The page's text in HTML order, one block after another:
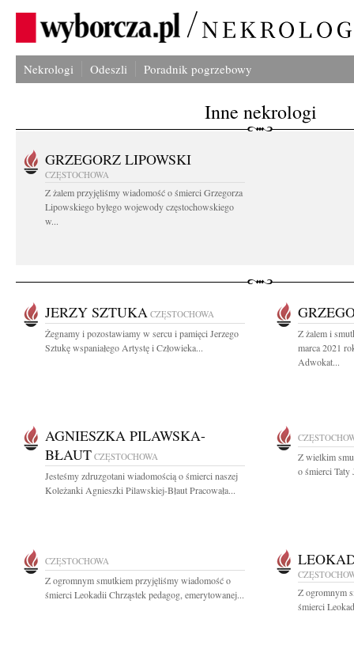
Nekrologi Odeszli Poradnik pogrzebowy
Inne nekrologi
GRZEGORZ LIPOWSKI
CZĘSTOCHOWA
Z żalem przyjęliśmy wiadomość o śmierci Grzegorza
Lipowskiego byłego wojewody częstochowskiego
w...
JERZY SZTUKA CZĘSTOCHOWA
Żegnamy i pozostawiamy w sercu i pamięci Jerzego
Sztukę wspaniałego Artystę i Człowieka...
Z żalem i
marca 2021
Adwokat...
AGNIESZKA PILAWSKA-
BŁAUT CZĘSTOCHOWA
Jesteśmy zdruzgotani wiadomością o śmierci naszej
Koleżanki Agnieszki Pilawskiej-Błaut Pracowała...
Z wielkim
o śmierci Taty
CZĘSTOCHOWA
Z ogromnym smutkiem przyjęliśmy wiadomość o
śmierci Leokadii Chrząstek pedagog, emerytowanej...
Z ogromnym
śmierci